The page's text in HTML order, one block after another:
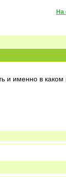
На
и именно в каком